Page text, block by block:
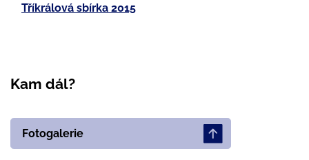
Tříkrálová sbírka 2015
Kam dál?
Fotogalerie